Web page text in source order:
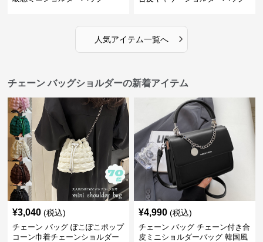
人気アイテム一覧へ ›
チェーン バッグショルダーの新着アイテム
¥3,040 (税込)
チェーン バッグ ぽこぽこポップ
コーン巾着チェーンショルダー
¥4,990 (税込)
チェーン バッグ チェーン付き合
皮ミニショルダーバッグ 韓国風